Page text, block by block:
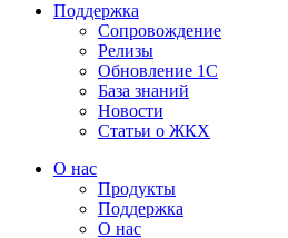
Поддержка
Сопровождение
Релизы
Обновление 1С
База знаний
Новости
Статьи о ЖКХ
О нас
Продукты
Поддержка
О нас